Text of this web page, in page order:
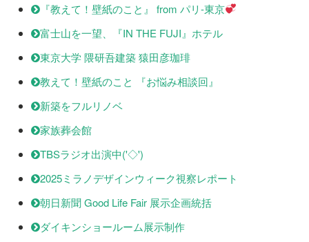
『教えて！壁紙のこと』 from パリ-東京
富士山を一望、『IN THE FUJI』ホテル
東京大学 隈研吾建築 猿田彦珈琲
教えて！壁紙のこと 『お悩み相談回』
新築をフルリノベ
家族葬会館
TBSラジオ出演中('◇')ゞ
2025ミラノデザインウィーク視察レポート
朝日新聞 Good Life Fair 展示企画統括
ダイキンショールーム展示制作